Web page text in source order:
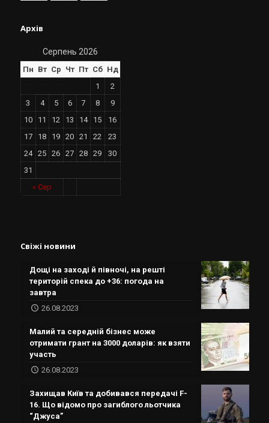
Архів
Серпень 2026
Пн Вт Ср Чт Пт Сб Нд
« Сер
1
2
3
4 5 6 7 8
9
10
11 12 13 14 15
16
17
18 19 20 21 22
23
24
25 26 27 28 29
30
31
Свіжі новини
Дощі на заході й півночі, на решті
територій спека до +36: погода на
завтра
26.08.2023
Малий та середній бізнес може
отримати грант на 3000 доларів: як взяти
участь
26.08.2023
Захищав Київ та добивався передачі F-
16. Що відомо про загиблого льотчика
“Джуса”